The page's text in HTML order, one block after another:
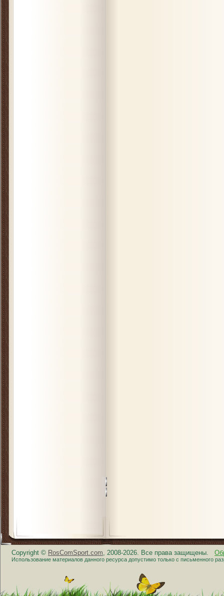
Copyright © RosComSport.com, 2008-2026. Все права защищены.
Использование материалов данного ресурса допустимо только с письменного